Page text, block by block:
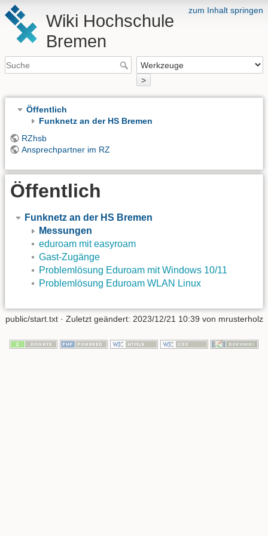
zum Inhalt springen
Wiki Hochschule
Bremen
>
Öffentlich
Funknetz an der HS Bremen
RZhsb
Ansprechpartner im RZ
Öffentlich
Funknetz an der HS Bremen
Messungen
eduroam mit easyroam
Gast-Zugänge
Problemlösung Eduroam mit Windows 10/11
Problemlösung Eduroam WLAN Linux
public/start.txt · Zuletzt geändert: 2023/12/21 10:39 von mrusterholz